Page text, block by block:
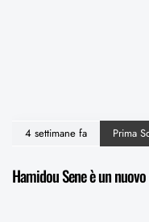
4 settimane fa Prima
Hamidou Sene è un